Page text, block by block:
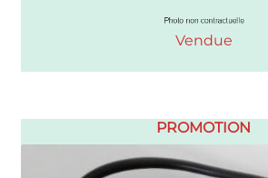
Vendue
PROMOTION